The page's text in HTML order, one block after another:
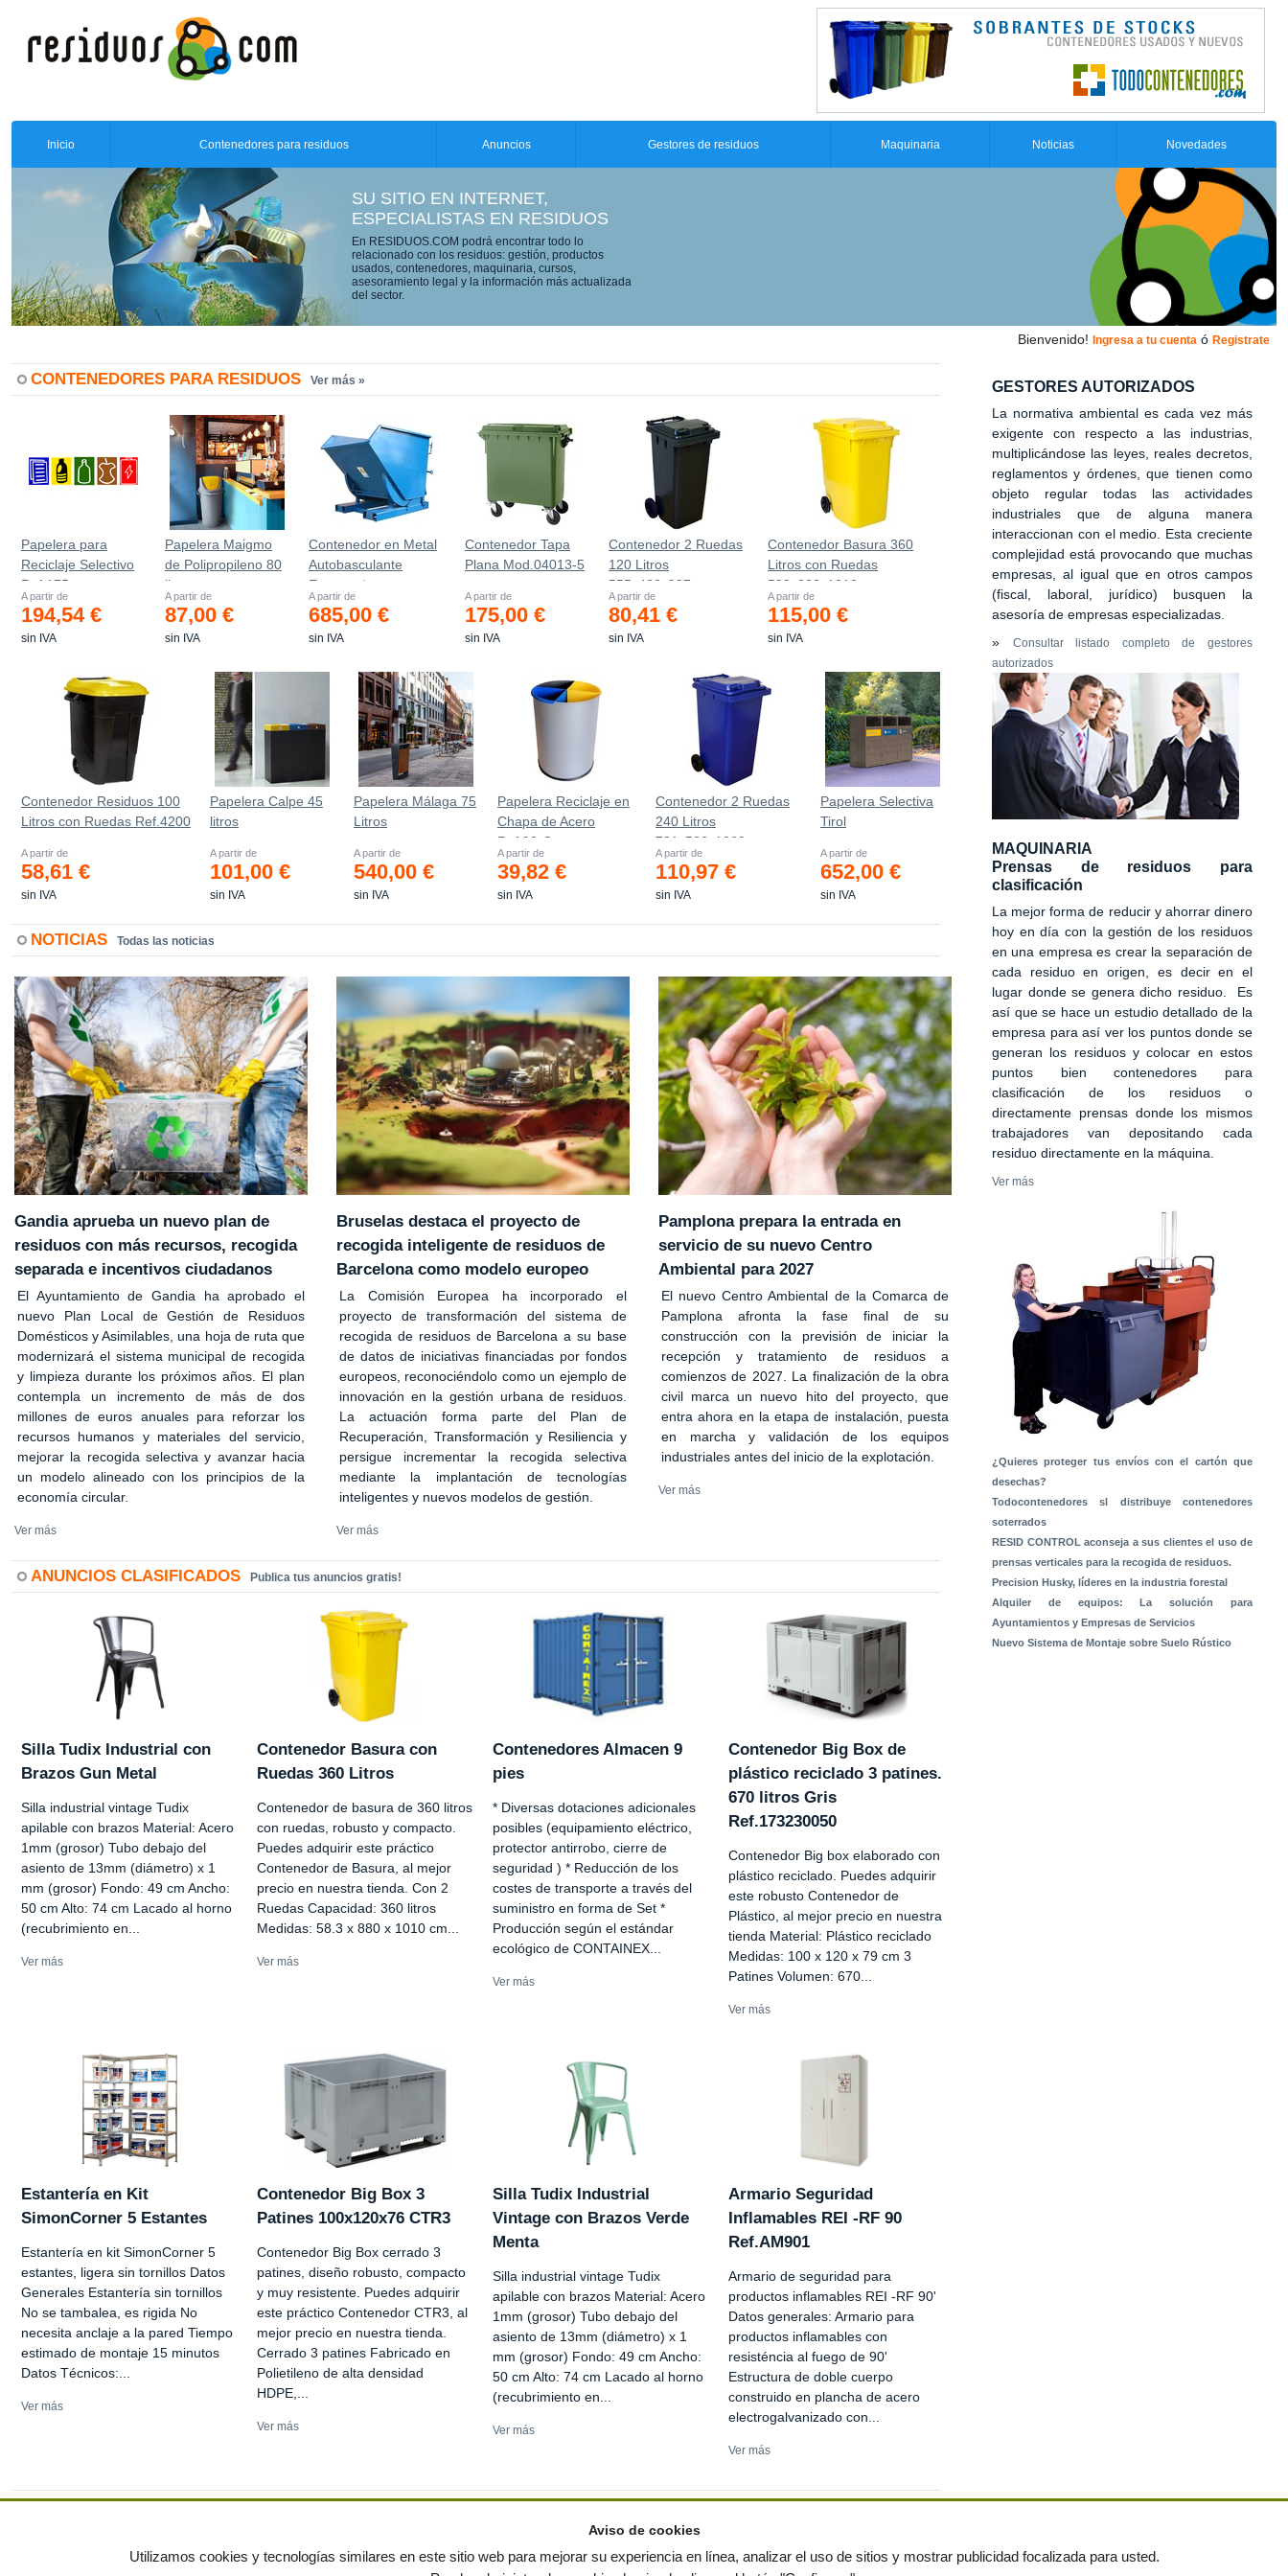
Inicio Contenedores para residuos Anuncios Gestores de residuos Maquinaria Noticias Novedades
SU SITIO EN INTERNET,
ESPECIALISTAS EN RESIDUOS
En RESIDUOS.COM podrá encontrar todo lo
relacionado con los residuos: gestión, productos
usados, contenedores, maquinaria, cursos,
asesoramiento legal y la información más actualizada
del sector.
Bienvenido! Ingresa a tu cuenta ó Registrate
CONTENEDORES PARA RESIDUOS Ver más »
Papelera para
Reciclaje Selectivo
Ref.175
A partir de
194,54 €
sin IVA
Papelera Maigmo
de Polipropileno 80
litros
A partir de
87,00 €
sin IVA
Contenedor en Metal
Autobasculante
Estanco *
A partir de
685,00 €
sin IVA
Contenedor Tapa
Plana Mod.04013-5
A partir de
175,00 €
sin IVA
Contenedor 2 Ruedas
120 Litros
555х480х937mm
A partir de
80,41 €
sin IVA
Contenedor Basura 360
Litros con Ruedas
583x880x1010 mm
A partir de
115,00 €
sin IVA
Contenedor Residuos 100
Litros con Ruedas Ref.4200
A partir de
58,61 €
sin IVA
Papelera Calpe 45
litros
A partir de
101,00 €
sin IVA
Papelera Málaga 75
Litros
A partir de
540,00 €
sin IVA
Papelera Reciclaje en
Chapa de Acero
Ref.90-C
A partir de
39,82 €
sin IVA
Contenedor 2 Ruedas
240 Litros
721х582х1069mm
A partir de
110,97 €
sin IVA
Papelera Selectiva
Tirol
A partir de
652,00 €
sin IVA
NOTICIAS Todas las noticias
Gandia aprueba un nuevo plan de
residuos con más recursos, recogida
separada e incentivos ciudadanos
El Ayuntamiento de Gandia ha aprobado el
nuevo Plan Local de Gestión de Residuos
Domésticos y Asimilables, una hoja de ruta que
modernizará el sistema municipal de recogida
y limpieza durante los próximos años. El plan
contempla un incremento de más de dos
millones de euros anuales para reforzar los
recursos humanos y materiales del servicio,
mejorar la recogida selectiva y avanzar hacia
un modelo alineado con los principios de la
economía circular.
Ver más
Bruselas destaca el proyecto de
recogida inteligente de residuos de
Barcelona como modelo europeo
La Comisión Europea ha incorporado el
proyecto de transformación del sistema de
recogida de residuos de Barcelona a su base
de datos de iniciativas financiadas por fondos
europeos, reconociéndolo como un ejemplo de
innovación en la gestión urbana de residuos.
La actuación forma parte del Plan de
Recuperación, Transformación y Resiliencia y
persigue incrementar la recogida selectiva
mediante la implantación de tecnologías
inteligentes y nuevos modelos de gestión.
Ver más
Pamplona prepara la entrada en
servicio de su nuevo Centro
Ambiental para 2027
El nuevo Centro Ambiental de la Comarca de
Pamplona afronta la fase final de su
construcción con la previsión de iniciar la
recepción y tratamiento de residuos a
comienzos de 2027. La finalización de la obra
civil marca un nuevo hito del proyecto, que
entra ahora en la etapa de instalación, puesta
en marcha y validación de los equipos
industriales antes del inicio de la explotación.
Ver más
ANUNCIOS CLASIFICADOS Publica tus anuncios gratis!
Silla Tudix Industrial con
Brazos Gun Metal
Silla industrial vintage Tudix
apilable con brazos Material: Acero
1mm (grosor) Tubo debajo del
asiento de 13mm (diámetro) x 1
mm (grosor) Fondo: 49 cm Ancho:
50 cm Alto: 74 cm Lacado al horno
(recubrimiento en...
Ver más
Contenedor Basura con
Ruedas 360 Litros
Contenedor de basura de 360 litros
con ruedas, robusto y compacto.
Puedes adquirir este práctico
Contenedor de Basura, al mejor
precio en nuestra tienda. Con 2
Ruedas Capacidad: 360 litros
Medidas: 58.3 x 880 x 1010 cm...
Ver más
Contenedores Almacen 9
pies
* Diversas dotaciones adicionales
posibles (equipamiento eléctrico,
protector antirrobo, cierre de
seguridad ) * Reducción de los
costes de transporte a través del
suministro en forma de Set *
Producción según el estándar
ecológico de CONTAINEX...
Ver más
Contenedor Big Box de
plástico reciclado 3 patines.
670 litros Gris
Ref.173230050
Contenedor Big box elaborado con
plástico reciclado. Puedes adquirir
este robusto Contenedor de
Plástico, al mejor precio en nuestra
tienda Material: Plástico reciclado
Medidas: 100 x 120 x 79 cm 3
Patines Volumen: 670...
Ver más
Estantería en Kit
SimonCorner 5 Estantes
Estantería en kit SimonCorner 5
estantes, ligera sin tornillos Datos
Generales Estantería sin tornillos
No se tambalea, es rigida No
necesita anclaje a la pared Tiempo
estimado de montaje 15 minutos
Datos Técnicos:...
Ver más
Contenedor Big Box 3
Patines 100x120x76 CTR3
Contenedor Big Box cerrado 3
patines, diseño robusto, compacto
y muy resistente. Puedes adquirir
este práctico Contenedor CTR3, al
mejor precio en nuestra tienda.
Cerrado 3 patines Fabricado en
Polietileno de alta densidad
HDPE,...
Ver más
Silla Tudix Industrial
Vintage con Brazos Verde
Menta
Silla industrial vintage Tudix
apilable con brazos Material: Acero
1mm (grosor) Tubo debajo del
asiento de 13mm (diámetro) x 1
mm (grosor) Fondo: 49 cm Ancho:
50 cm Alto: 74 cm Lacado al horno
(recubrimiento en...
Ver más
Armario Seguridad
Inflamables REI -RF 90
Ref.AM901
Armario de seguridad para
productos inflamables REI -RF 90'
Datos generales: Armario para
productos inflamables con
resisténcia al fuego de 90'
Estructura de doble cuerpo
construido en plancha de acero
electrogalvanizado con...
Ver más
GESTORES AUTORIZADOS
La normativa ambiental es cada vez más
exigente con respecto a las industrias,
multiplicándose las leyes, reales decretos,
reglamentos y órdenes, que tienen como
objeto regular todas las actividades
industriales que de alguna manera
interaccionan con el medio. Esta creciente
complejidad está provocando que muchas
empresas, al igual que en otros campos
(fiscal, laboral, jurídico) busquen la
asesoría de empresas especializadas.
» Consultar listado completo de gestores
autorizados
MAQUINARIA
Prensas de residuos para
clasificación
La mejor forma de reducir y ahorrar dinero
hoy en día con la gestión de los residuos
en una empresa es crear la separación de
cada residuo en origen, es decir en el
lugar donde se genera dicho residuo. Es
así que se hace un estudio detallado de la
empresa para así ver los puntos donde se
generan los residuos y colocar en estos
puntos bien contenedores para
clasificación de los residuos o
directamente prensas donde los mismos
trabajadores van depositando cada
residuo directamente en la máquina.
Ver más
¿Quieres proteger tus envíos con el cartón que
desechas?
Todocontenedores sl distribuye contenedores
soterrados
RESID CONTROL aconseja a sus clientes el uso de
prensas verticales para la recogida de residuos.
Precision Husky, líderes en la industria forestal
Alquiler de equipos: La solución para
Ayuntamientos y Empresas de Servicios
Nuevo Sistema de Montaje sobre Suelo Rústico
Aviso de cookies
Utilizamos cookies y tecnologías similares en este sitio web para mejorar su experiencia en línea, analizar el uso de sitios y mostrar publicidad focalizada para usted.